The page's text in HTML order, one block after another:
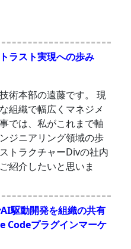
ラスト実現への歩み
術本部の遠藤です。 現
組織で幅広くマネジメ
では、私がこれまで軸
ジニアリング領域の歩
トラクチャーDivの社内
紹介したいと思いま
駆動開発を組織の共有
Codeプラグインマーケ